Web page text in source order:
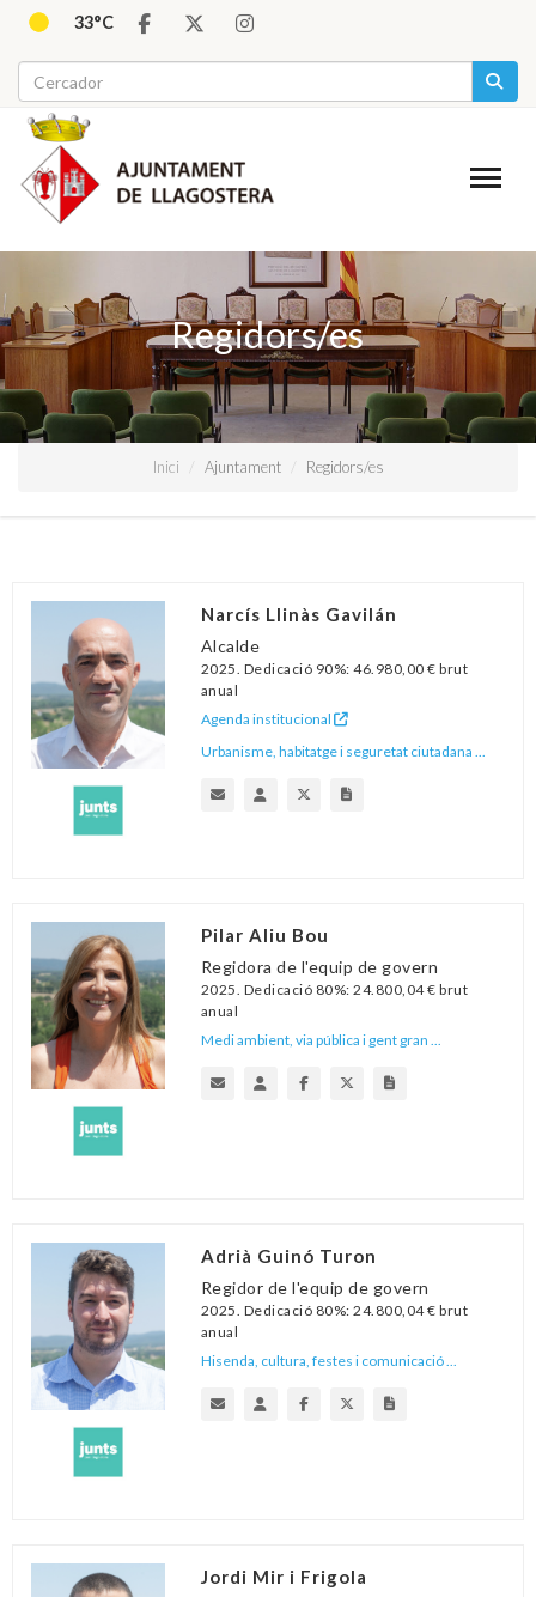
33°C
Regidors/es
Inici Ajuntament Regidors/es
Narcís Llinàs Gavilán
Alcalde
2025. Dedicació 90%: 46.980,00 € brut
anual
Agenda institucional
Urbanisme, habitatge i seguretat ciutadana ...
Pilar Aliu Bou
Regidora de l'equip de govern
2025. Dedicació 80%: 24.800,04 € brut
anual
Medi ambient, via pública i gent gran ...
Adrià Guinó Turon
Regidor de l'equip de govern
2025. Dedicació 80%: 24.800,04 € brut
anual
Hisenda, cultura, festes i comunicació ...
Jordi Mir i Frigola